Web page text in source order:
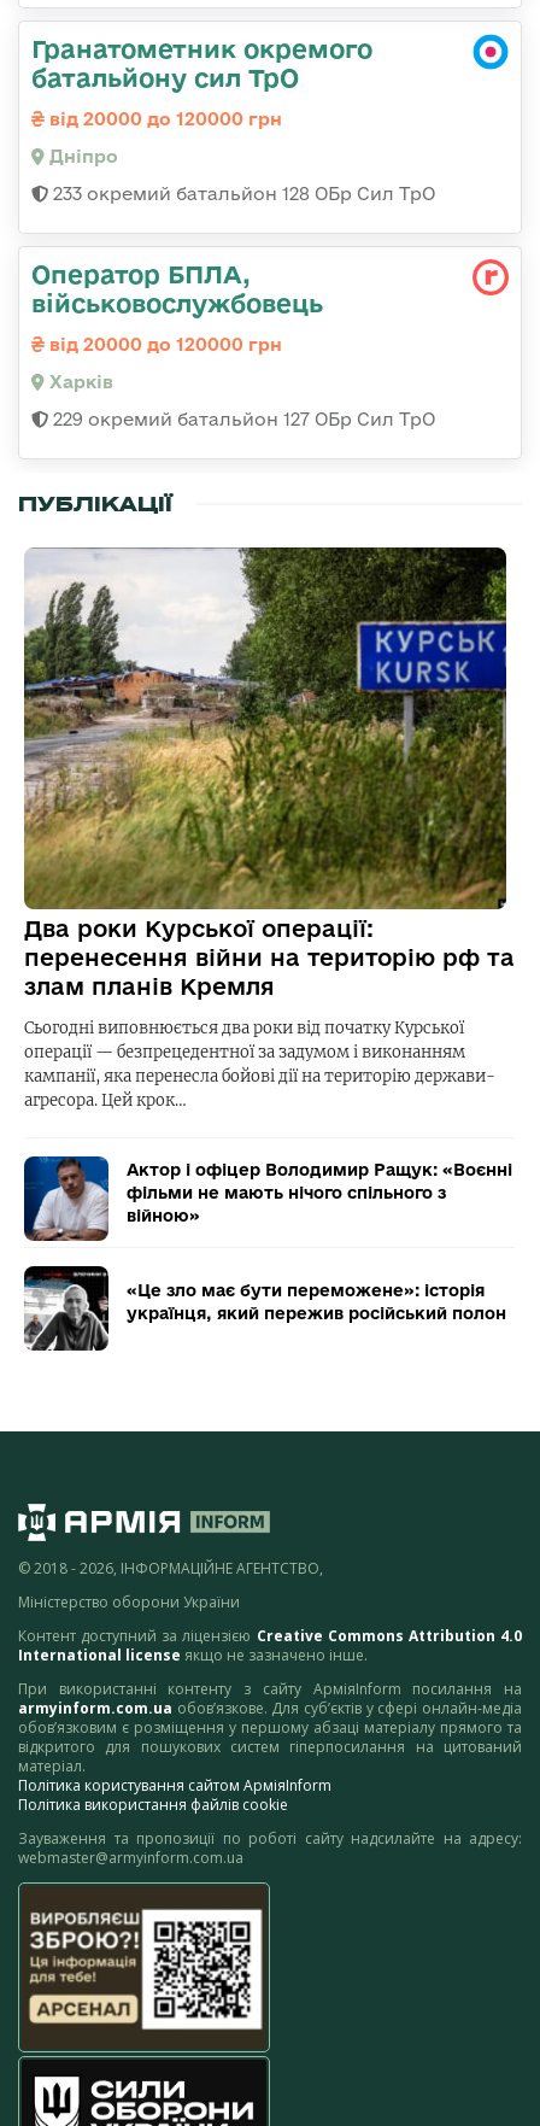
Гранатометник окремого
батальйону сил ТрО
від 20000 до 120000 грн
Дніпро
233 окремий батальйон 128 ОБр Сил ТрО
Оператор БПЛА,
військовослужбовець
від 20000 до 120000 грн
Харків
229 окремий батальйон 127 ОБр Сил ТрО
ПУБЛІКАЦІЇ
Два роки Курської операції:
перенесення війни на територію рф та
злам планів Кремля
Сьогодні виповнюється два роки від початку Курської
операції — безпрецедентної за задумом і виконанням
кампанії, яка перенесла бойові дії на територію держави-
агресора. Цей крок…
Актор і офіцер Володимир Ращук: «Воєнні
фільми не мають нічого спільного з
війною»
«Це зло має бути переможене»: історія
українця, який пережив російський полон
© 2018 - 2026, ІНФОРМАЦІЙНЕ АГЕНТСТВО,
Міністерство оборони України
Контент доступний за ліцензією Creative Commons Attribution 4.0
International license якщо не зазначено інше.
При використанні контенту з сайту АрміяInform посилання на
armyinform.com.ua обов’язкове. Для суб’єктів у сфері онлайн-медіа
обов’язковим є розміщення у першому абзаці матеріалу прямого та
відкритого для пошукових систем гіперпосилання на цитований
матеріал.
Політика користування сайтом АрміяInform
Політика використання файлів cookie
Зауваження та пропозиції по роботі сайту надсилайте на адресу:
webmaster@armyinform.com.ua